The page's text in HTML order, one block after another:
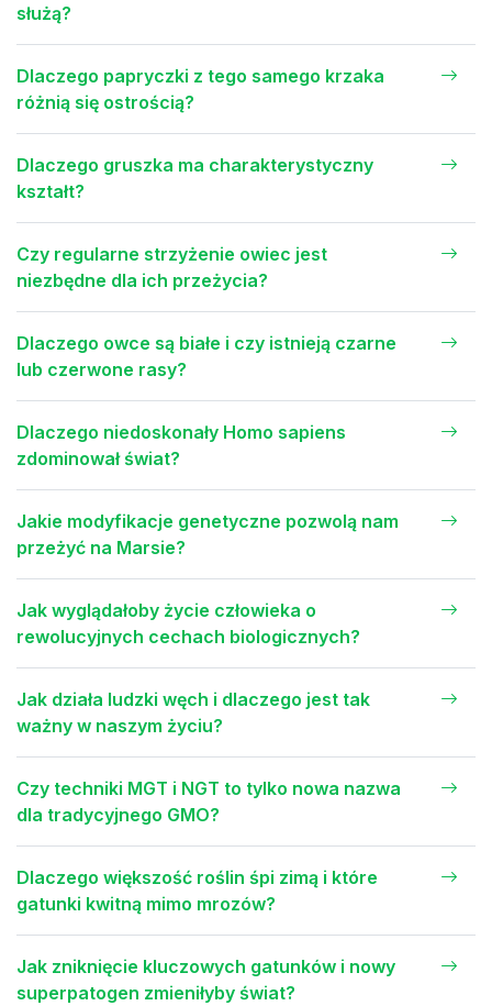
służą?
Dlaczego papryczki z tego samego krzaka
różnią się ostrością?
Dlaczego gruszka ma charakterystyczny
kształt?
Czy regularne strzyżenie owiec jest
niezbędne dla ich przeżycia?
Dlaczego owce są białe i czy istnieją czarne
lub czerwone rasy?
Dlaczego niedoskonały Homo sapiens
zdominował świat?
Jakie modyfikacje genetyczne pozwolą nam
przeżyć na Marsie?
Jak wyglądałoby życie człowieka o
rewolucyjnych cechach biologicznych?
Jak działa ludzki węch i dlaczego jest tak
ważny w naszym życiu?
Czy techniki MGT i NGT to tylko nowa nazwa
dla tradycyjnego GMO?
Dlaczego większość roślin śpi zimą i które
gatunki kwitną mimo mrozów?
Jak zniknięcie kluczowych gatunków i nowy
superpatogen zmieniłyby świat?